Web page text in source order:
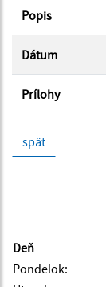
Popis
Dátum
Prílohy
späť
Deň
Pondelok: